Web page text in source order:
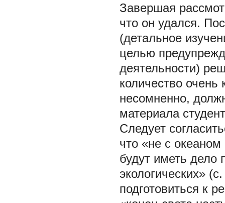
Завершая
что он удался.
(детальное
целью
деятельности)
количество
несомненно,
материала
Следует
что «не с
будут иметь дело
экологических»
подготовиться к